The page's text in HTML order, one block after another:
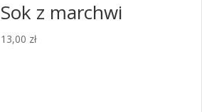
Sok z marchwi
13,00 zł